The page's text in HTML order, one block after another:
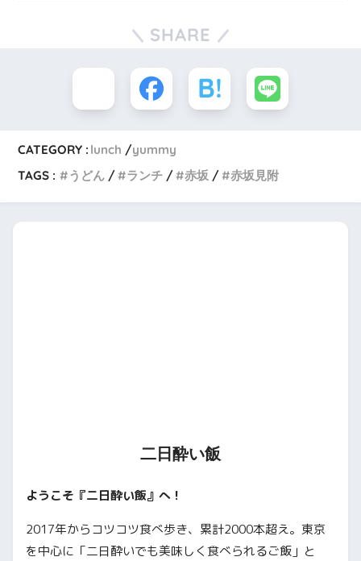
SHARE
CATEGORY : lunch
yummy
TAGS :
うどん ランチ 赤坂 赤坂見附
二日酔い飯
ようこそ『二日酔い飯』へ！
2017年からコツコツ食べ歩き、累計2000本超え。東京
を中心に「二日酔いでも美味しく食べられるご飯」と